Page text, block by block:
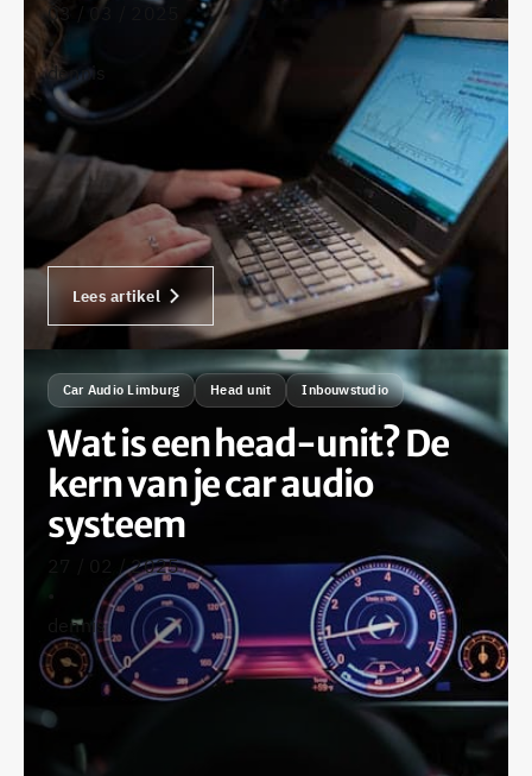
03 / 03 / 2025
•
dennis
Lees artikel
Car Audio Limburg Head unit Inbouwstudio
Wat is een head-unit? De
kern van je car audio
systeem
27 / 02 / 2025
dennis